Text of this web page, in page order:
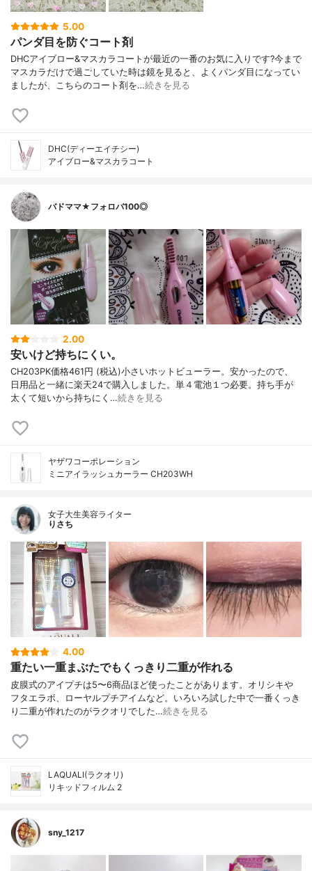
5.00
パンダ目を防ぐコート剤
DHCアイブロー&マスカラコートが最近の一番のお気に入りです?今まで
マスカラだけで過ごしていた時は鏡を見ると、よくパンダ目になってい
ましたが、こちらのコート剤を…続きを見る
DHC(ディーエイチシー)
アイブロー&マスカラコート
バドママ★フォロバ100◎
2.00
安いけど持ちにくい。
CH203PK価格461円 (税込)小さいホットビューラー。安かったので、
日用品と一緒に楽天24で購入しました。単４電池１つ必要。持ち手が
太くて短いから持ちにく…続きを見る
ヤザワコーポレーション
ミニアイラッシュカーラー CH203WH
女子大生美容ライター
りさち
4.00
重たい一重まぶたでもくっきり二重が作れる
皮膜式のアイプチは5〜6商品ほど使ったことがあります。オリシキや
フタエラボ、ローヤルプチアイムなど。いろいろ試した中で一番くっき
り二重が作れたのがラクオリでした…続きを見る
LAQUALI(ラクオリ)
リキッドフィルム 2
sny_1217